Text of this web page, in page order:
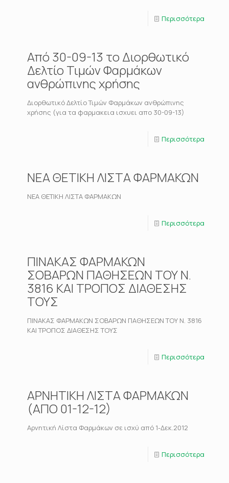
Περισσότερα
Από 30-09-13 το Διορθωτικό
Δελτίο Τιμών Φαρμάκων
ανθρώπινης χρήσης
Διορθωτικό Δελτίο Τιμών Φαρμάκων ανθρώπινης
χρήσης (για τα φαρμακεια ισχυει απο 30-09-13)
Περισσότερα
ΝΕΑ ΘΕΤΙΚΗ ΛΙΣΤΑ ΦΑΡΜΑΚΩΝ
ΝΕΑ ΘΕΤΙΚΗ ΛΙΣΤΑ ΦΑΡΜΑΚΩΝ
Περισσότερα
ΠΙΝΑΚΑΣ ΦΑΡΜΑΚΩΝ
ΣΟΒΑΡΩΝ ΠΑΘΗΣΕΩΝ ΤΟΥ Ν.
3816 ΚΑΙ ΤΡΟΠΟΣ ΔΙΑΘΕΣΗΣ
ΤΟΥΣ
ΠΙΝΑΚΑΣ ΦΑΡΜΑΚΩΝ ΣΟΒΑΡΩΝ ΠΑΘΗΣΕΩΝ ΤΟΥ Ν. 3816
ΚΑΙ ΤΡΟΠΟΣ ΔΙΑΘΕΣΗΣ ΤΟΥΣ
Περισσότερα
ΑΡΝΗΤΙΚΗ ΛΙΣΤΑ ΦΑΡΜΑΚΩΝ
(ΑΠΟ 01-12-12)
Αρνητική Λίστα Φαρμάκων σε ισχύ από 1-Δεκ.2012
Περισσότερα